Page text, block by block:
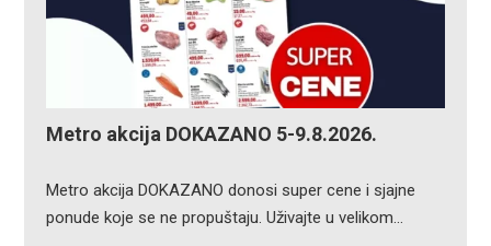
Metro akcija DOKAZANO 5-9.8.2026.
Metro akcija DOKAZANO donosi super cene i sjajne
ponude koje se ne propuštaju. Uživajte u velikom…